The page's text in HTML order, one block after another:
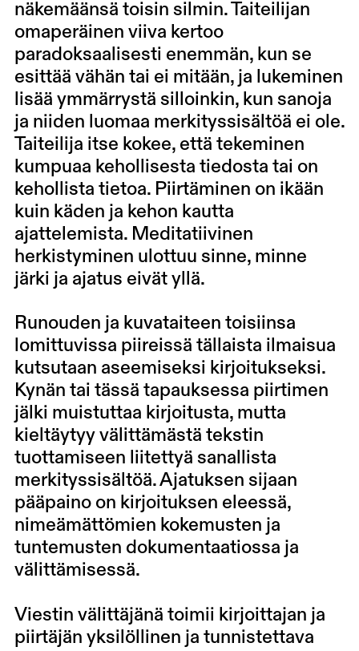
näkemäänsä toisin silmin. Taiteilijan
omaperäinen viiva kertoo
paradoksaalisesti enemmän, kun se
esittää vähän tai ei mitään, ja lukeminen
lisää ymmärrystä silloinkin, kun sanoja
ja niiden luomaa merkityssisältöä ei ole.
Taiteilija itse kokee, että tekeminen
kumpuaa kehollisesta tiedosta tai on
kehollista tietoa. Piirtäminen on ikään
kuin käden ja kehon kautta
ajattelemista. Meditatiivinen
herkistyminen ulottuu sinne, minne
järki ja ajatus eivät yllä.
Runouden ja kuvataiteen toisiinsa
lomittuvissa piireissä tällaista ilmaisua
kutsutaan aseemiseksi kirjoitukseksi.
Kynän tai tässä tapauksessa piirtimen
jälki muistuttaa kirjoitusta, mutta
kieltäytyy välittämästä tekstin
tuottamiseen liitettyä sanallista
merkityssisältöä. Ajatuksen sijaan
pääpaino on kirjoituksen eleessä,
nimeämättömien kokemusten ja
tuntemusten dokumentaatiossa ja
välittämisessä.
Viestin välittäjänä toimii kirjoittajan ja
piirtäjän yksilöllinen ja tunnistettava